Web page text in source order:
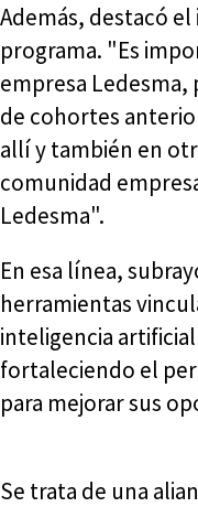
Además, destacó
programa. "Es
empresa
de cohortes
allí y también en
comunidad
Ledesma".
En esa línea,
herramientas
inteligencia
fortaleciendo el
para mejorar sus
Se trata de una